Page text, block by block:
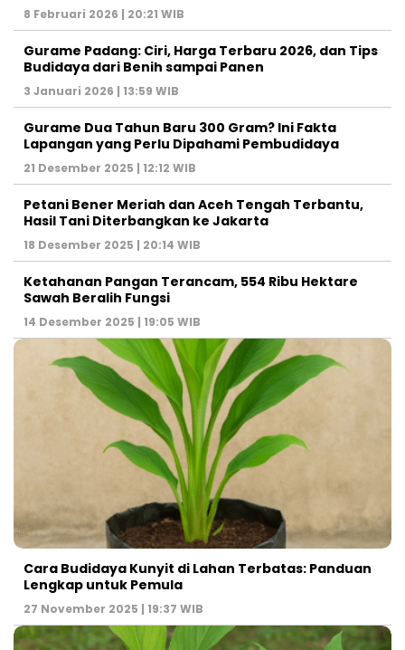
8 Februari 2026 | 20:21 WIB
Gurame Padang: Ciri, Harga Terbaru 2026, dan Tips
Budidaya dari Benih sampai Panen
3 Januari 2026 | 13:59 WIB
Gurame Dua Tahun Baru 300 Gram? Ini Fakta
Lapangan yang Perlu Dipahami Pembudidaya
21 Desember 2025 | 12:12 WIB
Petani Bener Meriah dan Aceh Tengah Terbantu,
Hasil Tani Diterbangkan ke Jakarta
18 Desember 2025 | 20:14 WIB
Ketahanan Pangan Terancam, 554 Ribu Hektare
Sawah Beralih Fungsi
14 Desember 2025 | 19:05 WIB
Cara Budidaya Kunyit di Lahan Terbatas: Panduan
Lengkap untuk Pemula
27 November 2025 | 19:37 WIB